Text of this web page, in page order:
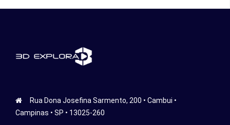
Rua Dona Josefina Sarmento, 200 • Cambui •
Campinas • SP • 13025-260